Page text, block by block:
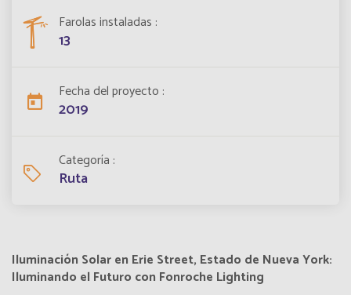
Farolas instaladas
13
Fecha del proyecto
2019
Categoría
Ruta
Iluminación Solar en Erie Street, Estado de Nueva York:
Iluminando el Futuro con Fonroche Lighting